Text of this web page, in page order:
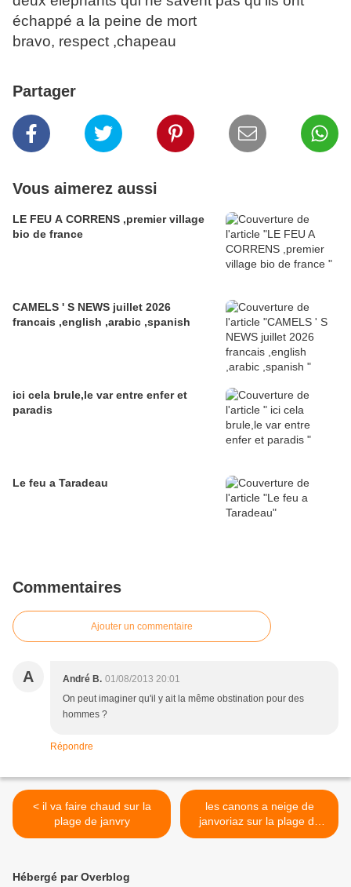
échappé a la peine de mort
bravo, respect ,chapeau
Partager
Vous aimerez aussi
LE FEU A CORRENS ,premier village
bio de france
CAMELS ' S NEWS juillet 2026
francais ,english ,arabic ,spanish
ici cela brule,le var entre enfer et
paradis
Le feu a Taradeau
Commentaires
Ajouter un commentaire
A André B. 01/08/2013 20:01
On peut imaginer qu'il y ait la même obstination pour des
hommes ?
Répondre
< il va faire chaud sur la
plage de janvry
les canons a neige de
janvoriaz sur la plage de
janvry >
Hébergé par Overblog